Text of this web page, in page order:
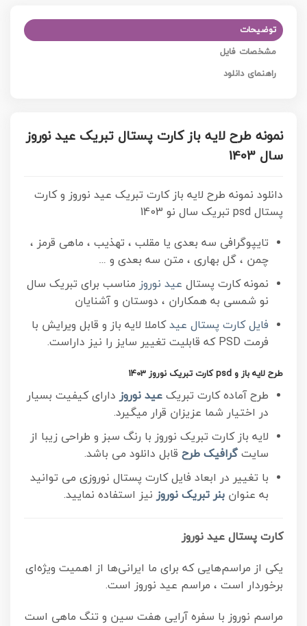
توضیحات
مشخصات فایل
راهنمای دانلود
نمونه طرح لایه باز کارت پستال تبریک عید نوروز
سال 1403
دانلود نمونه طرح لایه باز کارت تبریک عید نوروز و کارت
پستال psd تبریک سال نو 1403
تایپوگرافی سه بعدی یا مقلب ، تهذیب ، ماهی قرمز ،
چمن ، گل بهاری ، متن سه بعدی و …
نمونه کارت پستال عید نوروز مناسب برای تبریک سال
نو شمسی به همکاران ، دوستان و آشنایان
فایل کارت پستال عیدکاملا لایه باز و قابل ویرایش با
فرمت PSD که قابلیت تغییر سایز را نیز داراست.
طرح لایه باز و psd کارت تبریک نوروز 1403
طرح آماده کارت تبریک عید نوروزدارای کیفیت بسیار
در اختیار شما عزیزان قرار میگیرد.
لایه باز کارت تبریک نوروز با رنگ سبز و طراحی زیبا از
سایتگرافیک طرحقابل دانلود می باشد.
با تغییر در ابعاد فایل کارت پستال نوروزی می توانید
به عنوان بنر تبریک نوروز نیز استفاده نمایید.
کارت پستال عید نوروز
یکی از مراسم‌هایی که برای ما ایرانی‌ها از اهمیت ویژه‌ای
برخوردار است ، مراسم عید نوروز است.
مراسم نوروز با سفره آرایی هفت سین و تنگ ماهی است